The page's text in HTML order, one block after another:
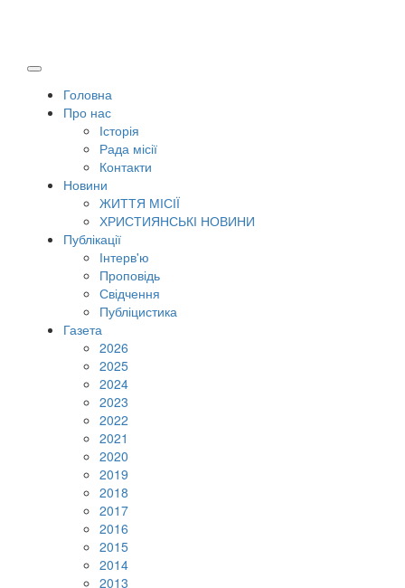
Головна
Про нас
Історія
Рада місії
Контакти
Новини
ЖИТТЯ МІСІЇ
ХРИСТИЯНСЬКІ НОВИНИ
Публікації
Інтерв'ю
Проповідь
Свідчення
Публіцистика
Газета
2026
2025
2024
2023
2022
2021
2020
2019
2018
2017
2016
2015
2014
2013